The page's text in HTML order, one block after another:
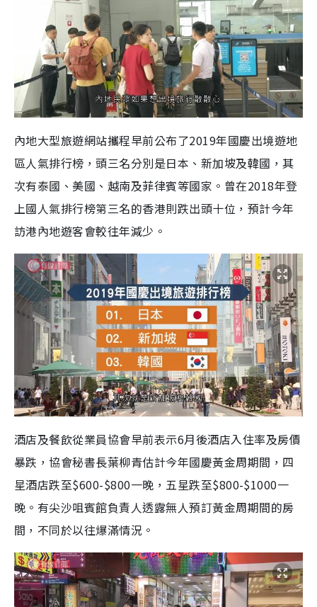
內地大型旅遊網站攜程早前公布了2019年國慶出境遊地
區人氣排行榜，頭三名分別是日本、新加坡及韓國，其
次有泰國、美國、越南及菲律賓等國家。曾在2018年登
上國人氣排行榜第三名的香港則跌出頭十位，預計今年
訪港內地遊客會較往年減少。
酒店及餐飲從業員協會早前表示6月後酒店入住率及房價
暴跌，協會秘書長葉柳青估計今年國慶黃金周期間，四
星酒店跌至$600-$800一晚，五星跌至$800-$1000一
晚。有尖沙咀賓館負責人透露無人預訂黃金周期間的房
間，不同於以往爆滿情況。